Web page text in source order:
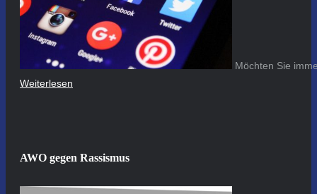
Möchten Sie
Weiterlesen
AWO gegen Rassismus